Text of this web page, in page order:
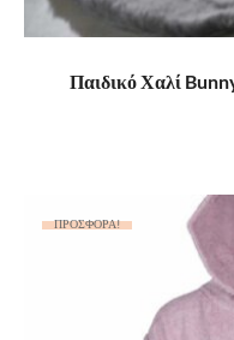
Παιδικό Χαλί
ΠΡΟΣΦΟΡΆ!